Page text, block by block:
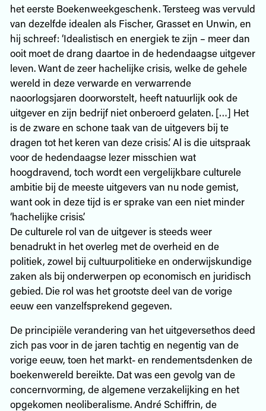
het eerste Boekenweekgeschenk. Tersteeg was vervuld
van dezelfde idealen als Fischer, Grasset en Unwin, en
hij schreef: ‘Idealistisch en energiek te zijn – meer dan
ooit moet de drang daartoe in de hedendaagse uitgever
leven. Want de zeer hachelijke crisis, welke de gehele
wereld in deze verwarde en verwarrende
naoorlogsjaren doorworstelt, heeft natuurlijk ook de
uitgever en zijn bedrijf niet onberoerd gelaten. […] Het
is de zware en schone taak van de uitgevers bij te
dragen tot het keren van deze crisis.’ Al is die uitspraak
voor de hedendaagse lezer misschien wat
hoogdravend, toch wordt een vergelijkbare culturele
ambitie bij de meeste uitgevers van nu node gemist,
want ook in deze tijd is er sprake van een niet minder
‘hachelijke crisis’.
De culturele rol van de uitgever is steeds weer
benadrukt in het overleg met de overheid en de
politiek, zowel bij cultuurpolitieke en onderwijskundige
zaken als bij onderwerpen op economisch en juridisch
gebied. Die rol was het grootste deel van de vorige
eeuw een vanzelfsprekend gegeven.
De principiële verandering van het uitgeversethos deed
zich pas voor in de jaren tachtig en negentig van de
vorige eeuw, toen het markt- en rendementsdenken de
boekenwereld bereikte. Dat was een gevolg van de
concernvorming, de algemene verzakelijking en het
opgekomen neoliberalisme. André Schiffrin, de